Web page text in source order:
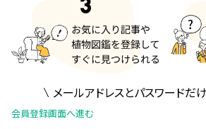
メールアドレスとパスワードだ
会員登録画面へ進む